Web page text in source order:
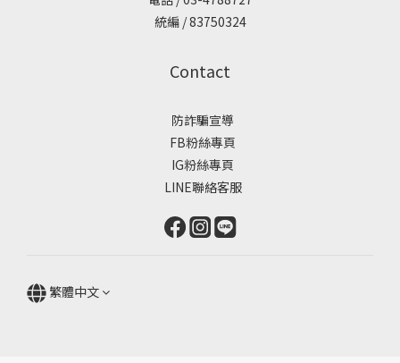
統編 / 83750324
Contact
防詐騙宣導
FB粉絲專頁
IG粉絲專頁
LINE聯絡客服
繁體中文